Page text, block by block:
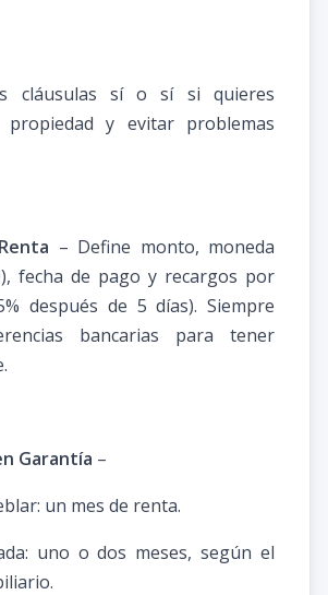
cláusulas sí o sí si quieres
y evitar problemas
– Define monto, moneda
fecha de pago y recargos por
después de 5 días). Siempre
bancarias para tener
Garantía –
un mes de renta.
uno o dos meses, según el